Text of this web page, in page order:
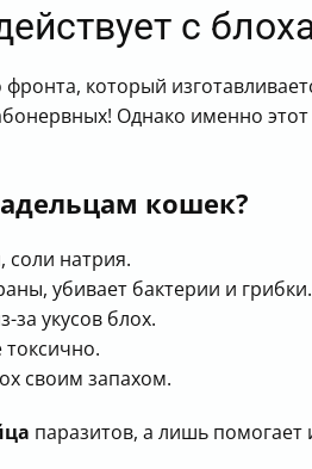
с
который
Однако именно
кошек?
соли натрия.
убивает бактерии и грибки.
за укусов блох.
своим запахом.
паразитов, а лишь помогает